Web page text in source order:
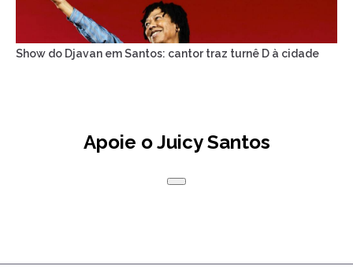
Show do Djavan em Santos: cantor traz turnê D à cidade
Apoie o Juicy Santos